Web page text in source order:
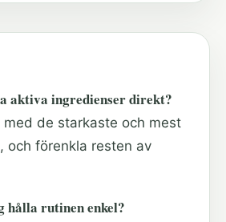
aktiva ingredienser direkt?
med de starkaste och mest
och förenkla resten av
hålla rutinen enkel?